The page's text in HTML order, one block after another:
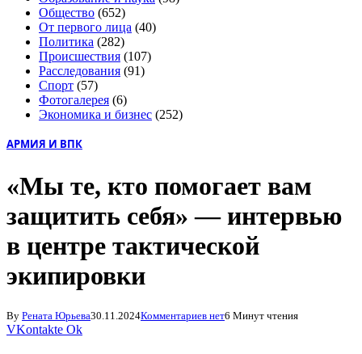
Общество (652)
От первого лица (40)
Политика (282)
Происшествия (107)
Расследования (91)
Спорт (57)
Фотогалерея (6)
Экономика и бизнес (252)
АРМИЯ И ВПК
«Мы те, кто помогает вам
защитить себя» — интервью
в центре тактической
экипировки
By Рената Юрьева30.11.2024Комментариев нет6 Минут чтения
VKontakte Ok